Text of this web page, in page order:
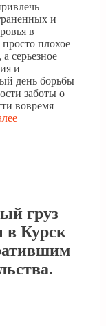
и
в
плохое
серьезное
и
день борьбы
заботы о
вовремя
груз
в Курск